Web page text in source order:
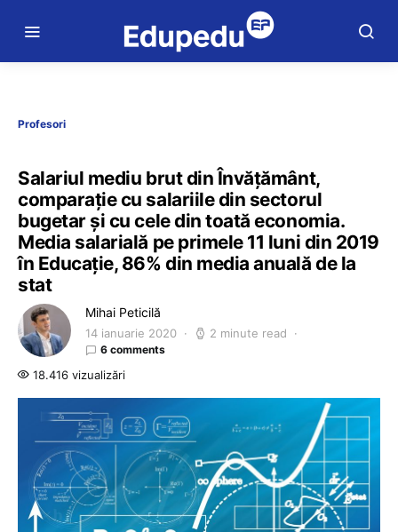
Profesori
Salariul mediu brut din Învățământ,
comparație cu salariile din sectorul
bugetar și cu cele din toată economia.
Media salarială pe primele 11 luni din 2019
în Educație, 86% din media anuală de la
stat
Mihai Peticilă
14 ianuarie 2020 2 minute read
6 comments
18.416 vizualizări